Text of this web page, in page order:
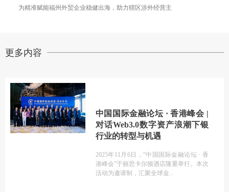
为精准赋能福州外贸企业稳健出海，助力辖区涉外经营主
更多内容
中国国际金融论坛 · 香港峰会 |
对话Web3.0数字资产浪潮下银
行业的转型与机遇
2025年11月6日，“中国国际金融论坛 · 香
港峰会”于丽思卡尔顿酒店隆重举行。本次
活动为邀请制，汇聚全球金